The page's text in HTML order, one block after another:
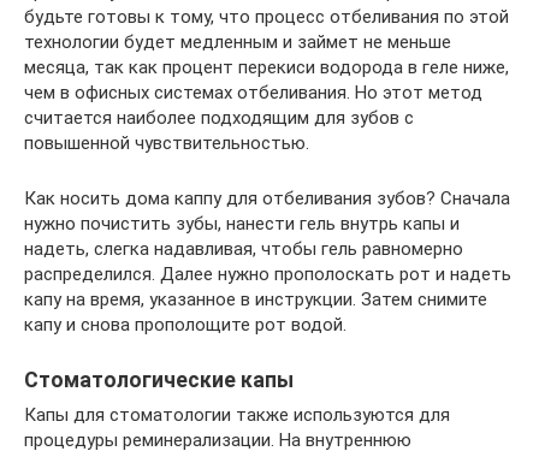
будьте готовы к тому, что процесс отбеливания по этой
технологии будет медленным и займет не меньше
месяца, так как процент перекиси водорода в геле ниже,
чем в офисных системах отбеливания. Но этот метод
считается наиболее подходящим для зубов с
повышенной чувствительностью.
Как носить дома каппу для отбеливания зубов? Сначала
нужно почистить зубы, нанести гель внутрь капы и
надеть, слегка надавливая, чтобы гель равномерно
распределился. Далее нужно прополоскать рот и надеть
капу на время, указанное в инструкции. Затем снимите
капу и снова прополощите рот водой.
Стоматологические капы
Капы для стоматологии также используются для
процедуры реминерализации. На внутреннюю